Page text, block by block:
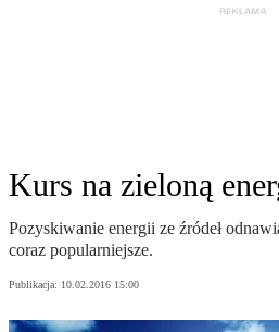
Kurs na zieloną
Pozyskiwanie energii ze źródeł
coraz popularniejsze.
Publikacja: 10.02.2016 15:00